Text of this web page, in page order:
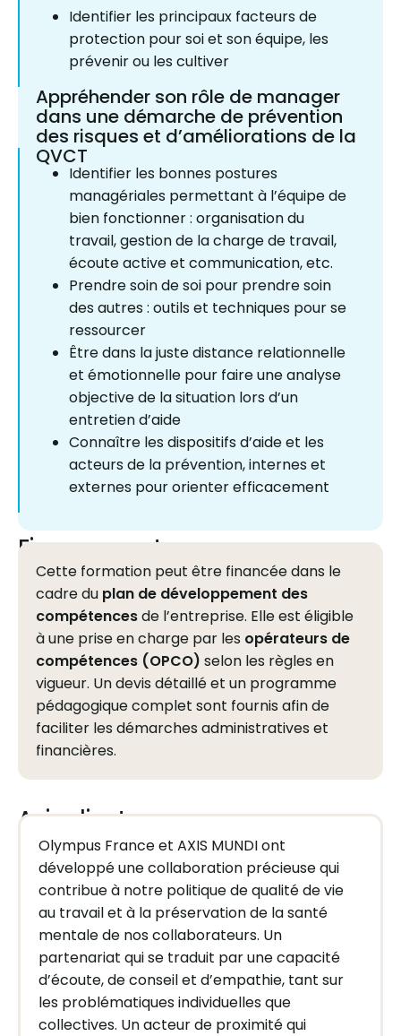
Identifier les principaux facteurs de
protection pour soi et son équipe, les
prévenir ou les cultiver
Appréhender son rôle de manager
dans une démarche de prévention
des risques et d’améliorations de la
QVCT
Identifier les bonnes postures
managériales permettant à l’équipe de
bien fonctionner : organisation du
travail, gestion de la charge de travail,
écoute active et communication, etc.
Prendre soin de soi pour prendre soin
des autres : outils et techniques pour se
ressourcer
Être dans la juste distance relationnelle
et émotionnelle pour faire une analyse
objective de la situation lors d’un
entretien d’aide
Connaître les dispositifs d’aide et les
acteurs de la prévention, internes et
externes pour orienter efficacement
Financement
Cette formation peut être financée dans le
cadre du plan de développement des
compétencesde l’entreprise. Elle est éligible
à une prise en charge par les opérateurs de
compétences (OPCO) selon les règles en
vigueur. Un devis détaillé et un programme
pédagogique complet sont fournis afin de
faciliter les démarches administratives et
financières.
Avis clients
Olympus France et AXIS MUNDI ont
développé une collaboration précieuse qui
contribue à notre politique de qualité de vie
au travail et à la préservation de la santé
mentale de nos collaborateurs. Un
partenariat qui se traduit par une capacité
d’écoute, de conseil et d’empathie, tant sur
les problématiques individuelles que
collectives. Un acteur de proximité qui